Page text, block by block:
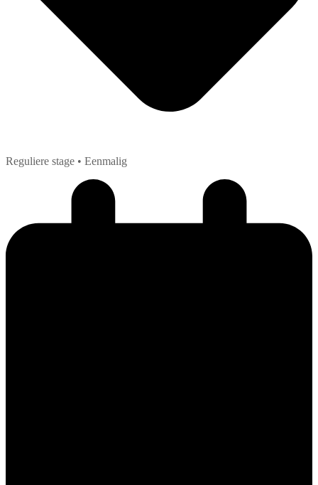
Reguliere stage • Eenmalig